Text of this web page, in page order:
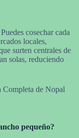
cosechar cada
locales,
surten centrales de
solas, reduciendo
de Nopal
pequeño?